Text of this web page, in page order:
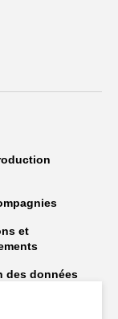
et
des données